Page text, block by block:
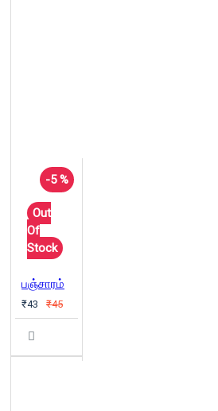
-5 %
Out
Of
Stock
பஞ்சாரம்
₹43 ₹45